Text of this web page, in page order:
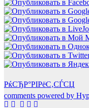
РќСЂР°РІРёС‚СЃСЏ
comments powered by